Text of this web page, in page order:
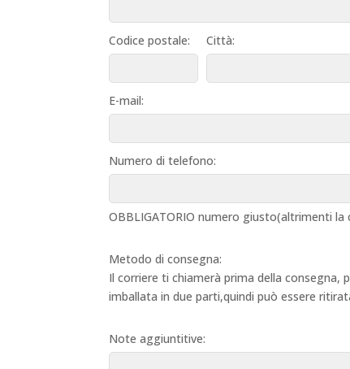
Codice postale: Città:
E-mail:
Numero di telefono:
OBBLIGATORIO numero giusto(altrimenti la
Metodo di consegna:
Il corriere ti chiamerà prima della consegna,
imballata in due parti,quindi può essere
Note aggiuntitive: